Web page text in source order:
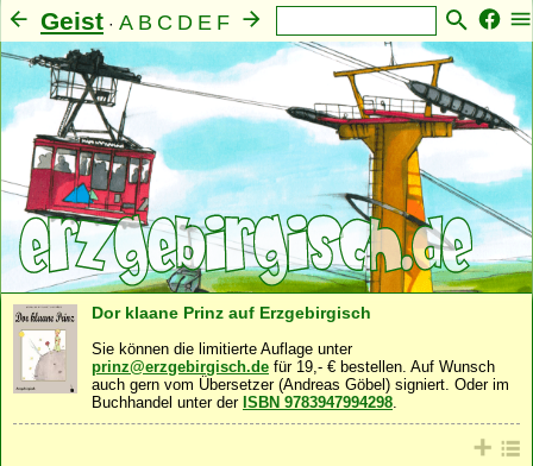
Geist · A B C D E F
G H K L M N O P Q R S T U W Y Z
Mensch·Seele·Familie Gemeinschaft·Nahrung·
Natur·Sonstiges
Dor klaane Prinz auf Erzgebirgisch
Sie können die limitierte Auflage unter
prinz@erzgebirgisch.de für 19,- € bestellen. Auf Wunsch
auch gern vom Übersetzer (Andreas Göbel) signiert. Oder im
Buchhandel unter der ISBN 9783947994298.